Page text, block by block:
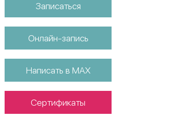
Записаться
Онлайн-запись
Написать в MAX
Сертификаты